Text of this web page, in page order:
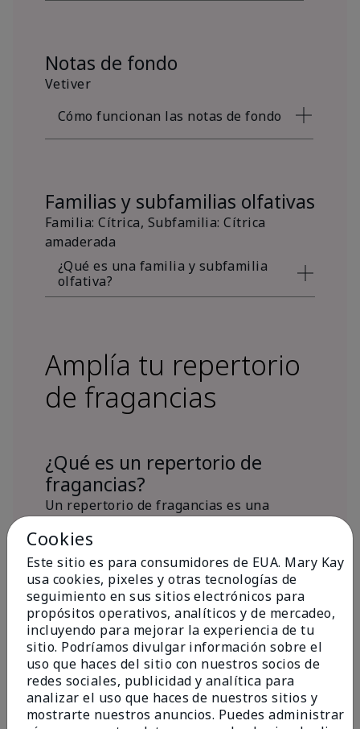
Notas de fondo
Vetiver
Cómo funcionan las notas de fondo
Familias y subfamilias olfativas
Familia: Cítrica, Subfamilia: Cítrica
amaderada
¿Qué es una familia y subfamilia
olfativa?
Amplía tu repertorio
de fragancias
¿Qué es un repertorio de
fragancias?
Un repertorio de fragancias es una
diferentes ocasiones, estados de ánimo
y/o temporadas.
¿Dónde encaja la fragancia Mary
Kay® True Optimism™ Eau de
Parfum?
Cookies
Este sitio es para consumidores de EUA. Mary Kay
usa cookies, pixeles y otras tecnologías de
seguimiento en sus sitios electrónicos para
propósitos operativos, analíticos y de mercadeo,
incluyendo para mejorar la experiencia de tu
sitio. Podríamos divulgar información sobre el
uso que haces del sitio con nuestros socios de
redes sociales, publicidad y analítica para
analizar el uso que haces de nuestros sitios y
mostrarte nuestros anuncios. Puedes administrar